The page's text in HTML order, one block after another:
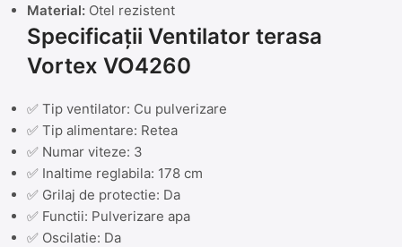
Material: Otel rezistent
Specificații Ventilator terasa
Vortex VO4260
✅ Tip ventilator: Cu pulverizare
✅ Tip alimentare: Retea
✅ Numar viteze: 3
✅ Inaltime reglabila: 178 cm
✅ Grilaj de protectie: Da
✅ Functii: Pulverizare apa
✅ Oscilatie: Da